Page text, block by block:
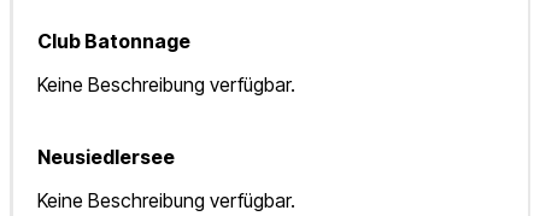
Club Batonnage
Keine Beschreibung verfügbar.
Neusiedlersee
Keine Beschreibung verfügbar.